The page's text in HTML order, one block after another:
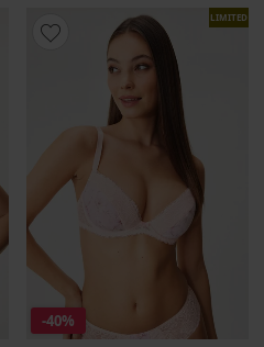
LIMITED
-40%